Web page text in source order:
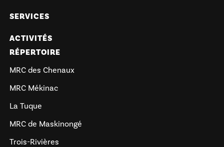
SERVICES
ACTIVITÉS
RÉPERTOIRE
MRC des Chenaux
MRC Mékinac
La Tuque
MRC de Maskinongé
Trois-Rivières